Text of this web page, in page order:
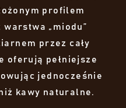
profilem
„miodu”
przez cały
oferują pełniejsze
jednocześnie
kawy naturalne.